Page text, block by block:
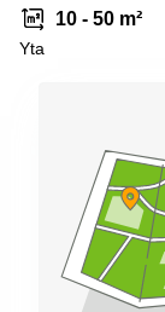
10 - 50 m²
Yta